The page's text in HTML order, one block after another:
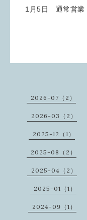
1月5日 通常営業
2026-07（2）
2026-03（2）
2025-12（1）
2025-08（2）
2025-04（2）
2025-01（1）
2024-09（1）